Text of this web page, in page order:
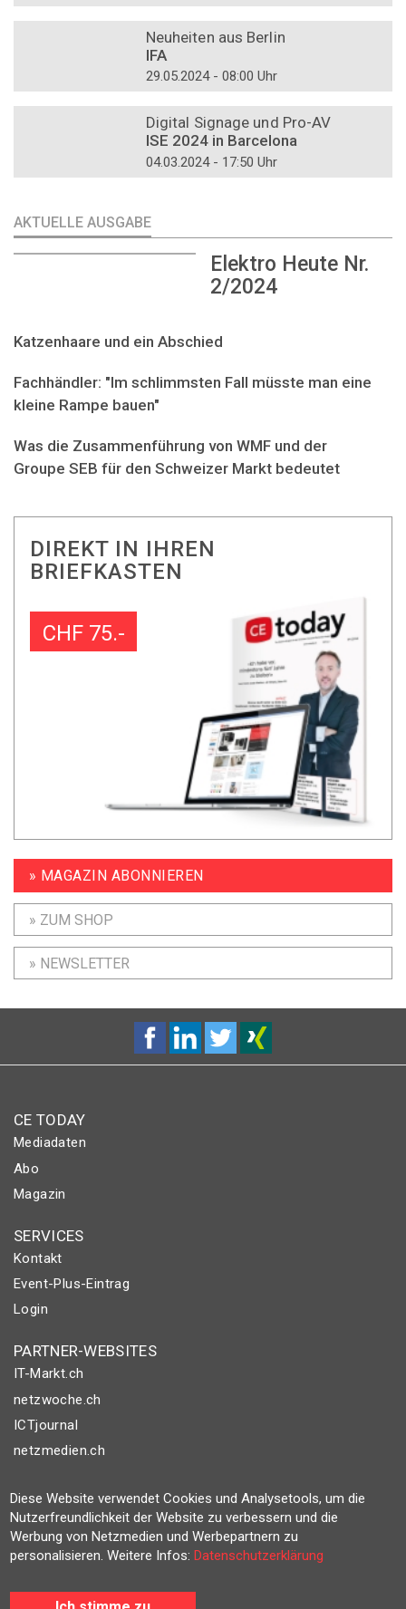
Neuheiten aus Berlin
IFA
29.05.2024 - 08:00 Uhr
Digital Signage und Pro-AV
ISE 2024 in Barcelona
04.03.2024 - 17:50 Uhr
AKTUELLE AUSGABE
Elektro Heute Nr.
2/2024
Katzenhaare und ein Abschied
Fachhändler: "Im schlimmsten Fall müsste man eine
kleine Rampe bauen"
Was die Zusammenführung von WMF und der
Groupe SEB für den Schweizer Markt bedeutet
DIREKT IN IHREN
BRIEFKASTEN
CHF 75.-
» MAGAZIN ABONNIEREN
» ZUM SHOP
» NEWSLETTER
CE TODAY
Mediadaten
Abo
Magazin
SERVICES
Kontakt
Event-Plus-Eintrag
Login
PARTNER-WEBSITES
IT-Markt.ch
netzwoche.ch
ICTjournal
netzmedien.ch
© NETZMEDIEN AG 2026
Impressum
AGB
Datenschutzerklärung
Diese Website verwendet Cookies und Analysetools, um die
Nutzerfreundlichkeit der Website zu verbessern und die
Werbung von Netzmedien und Werbepartnern zu
personalisieren. Weitere Infos:Datenschutzerklärung